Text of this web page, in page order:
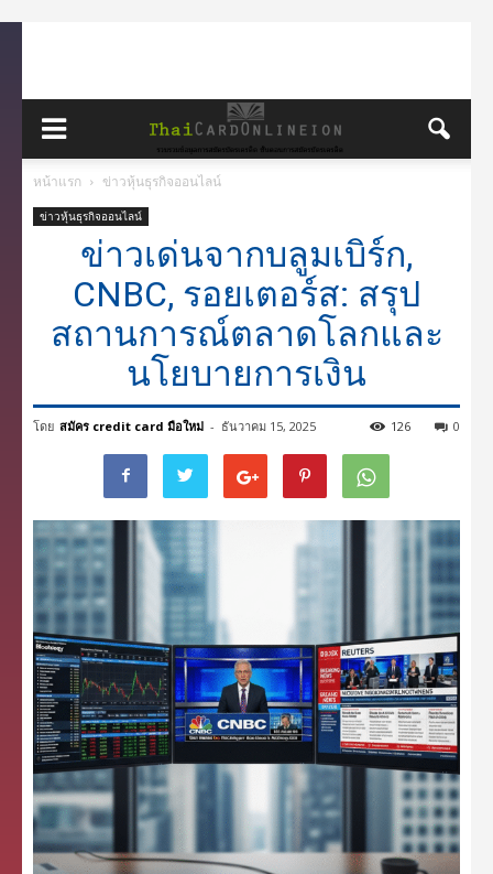
หน้าแรก ข่าวหุ้นธุรกิจออนไลน์
ข่าวหุ้นธุรกิจออนไลน์
ข่าวเด่นจากบลูมเบิร์ก,
CNBC, รอยเตอร์ส: สรุป
สถานการณ์ตลาดโลกและ
นโยบายการเงิน
โดย สมัคร credit card มือใหม่ - ธันวาคม 15, 2025 0
126